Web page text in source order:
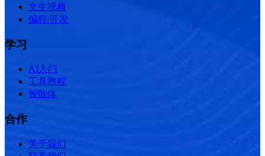
文生视频
编程/开发
学习
AI入门
工具教程
智能体
合作
关于我们